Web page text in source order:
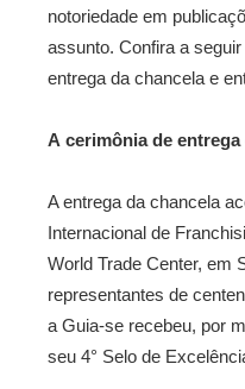
notoriedade em
assunto. Confira a
entrega da chancela e
A cerimônia de entrega
A entrega da chancela
Internacional de
World Trade Center, em
representantes de
a Guia-­se recebeu, por
seu 4° Selo de